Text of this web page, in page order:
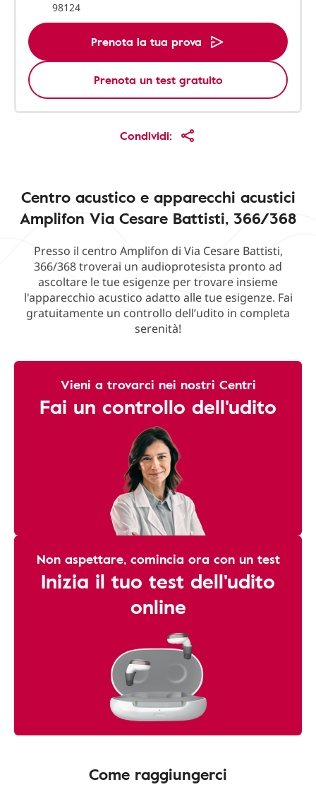
98124
Prenota la tua prova
Prenota un test gratuito
Condividi:
Centro acustico e apparecchi acustici
Amplifon Via Cesare Battisti, 366/368
Presso il centro Amplifon di Via Cesare Battisti,
366/368 troverai un audioprotesista pronto ad
ascoltare le tue esigenze per trovare insieme
l'apparecchio acustico adatto alle tue esigenze. Fai
gratuitamente un controllo dell’udito in completa
serenità!
Vieni a trovarci nei nostri Centri
Fai un controllo dell'udito
Non aspettare, comincia ora con un test
Inizia il tuo test dell'udito
online
Come raggiungerci